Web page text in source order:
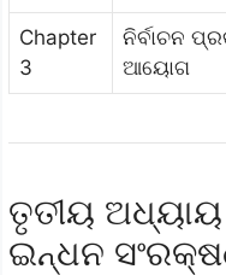
Chapter
3
ନିର୍ବାଚନ
ଆୟୋଗ
ତୃତୀୟ ଅଧ୍ୟାୟ
ଇନ୍ଧନ